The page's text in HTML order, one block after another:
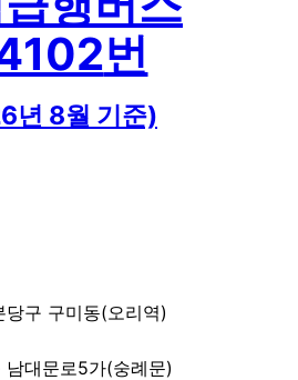
번
년 8월 기준)
구 구미동(오리역)
대문로5가(숭례문)